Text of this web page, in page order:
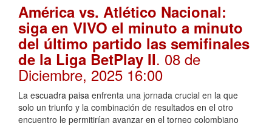
América vs. Atlético Nacional:
siga en VIVO el minuto a minuto
del último partido las semifinales
de la Liga BetPlay II. 08 de
Diciembre, 2025 16:00
La escuadra paisa enfrenta una jornada crucial en la que
solo un triunfo y la combinación de resultados en el otro
encuentro le permitirían avanzar en el torneo colombiano